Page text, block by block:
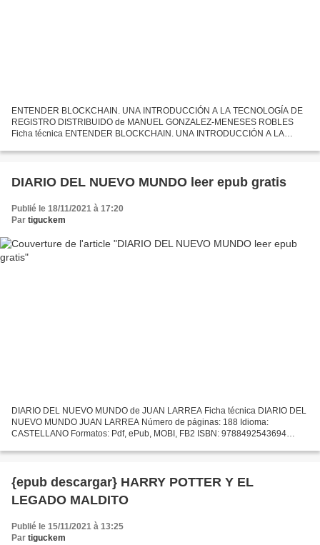
ENTENDER BLOCKCHAIN. UNA INTRODUCCIÓN A LA TECNOLOGÍA DE
REGISTRO DISTRIBUIDO de MANUEL GONZALEZ-MENESES ROBLES
Ficha técnica ENTENDER BLOCKCHAIN. UNA INTRODUCCIÓN A LA
MENESES ROBLES Número de páginas:...
DIARIO DEL NUEVO MUNDO leer epub gratis
Publié le 18/11/2021 à 17:20
Par tiguckem
DIARIO DEL NUEVO MUNDO de JUAN LARREA Ficha técnica DIARIO DEL
NUEVO MUNDO JUAN LARREA Número de páginas: 188 Idioma:
CASTELLANO Formatos: Pdf, ePub, MOBI, FB2 ISBN: 9788492543694
Descargar eBook...
{epub descargar} HARRY POTTER Y EL
LEGADO MALDITO
Publié le 15/11/2021 à 13:25
Par tiguckem